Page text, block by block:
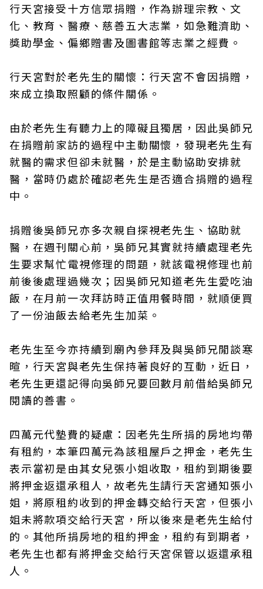
行天宮接受十方信眾捐贈，作為辦理宗教、文
化、教育、醫療、慈善五大志業，如急難濟助、
獎助學金、偏鄉贈書及圖書館等志業之經費。
行天宮對於老先生的關懷：行天宮不會因捐贈，
來成立換取照顧的條件關係。
由於老先生有聽力上的障礙且獨居，因此吳師兄
在捐贈前家訪的過程中主動關懷，發現老先生有
就醫的需求但卻未就醫，於是主動協助安排就
醫，當時仍處於確認老先生是否適合捐贈的過程
中。
捐贈後吳師兄亦多次親自探視老先生、協助就
醫，在週刊關心前，吳師兄其實就持續處理老先
生要求幫忙電視修理的問題，就該電視修理也前
前後後處理過幾次；因吳師兄知道老先生愛吃油
飯，在月前一次拜訪時正值用餐時間，就順便買
了一份油飯去給老先生加菜。
老先生至今亦持續到廟內參拜及與吳師兄閒談寒
暄，行天宮與老先生保持著良好的互動，近日，
老先生更還記得向吳師兄要回數月前借給吳師兄
閱讀的善書。
四萬元代墊費的疑慮：因老先生所捐的房地均帶
有租約，本筆四萬元為該租屋戶之押金，老先生
表示當初是由其女兒張小姐收取，租約到期後要
將押金返還承租人，故老先生請行天宮通知張小
姐，將原租約收到的押金轉交給行天宮，但張小
姐未將款項交給行天宮，所以後來是老先生給付
的。其他所捐房地的租約押金，租約有到期者，
老先生也都有將押金交給行天宮保管以返還承租
人。